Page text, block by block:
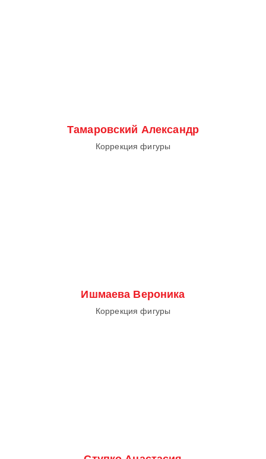
Тамаровский Александр
Коррекция фигуры
Ишмаева Вероника
Коррекция фигуры